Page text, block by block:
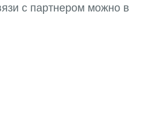
с партнером можно в